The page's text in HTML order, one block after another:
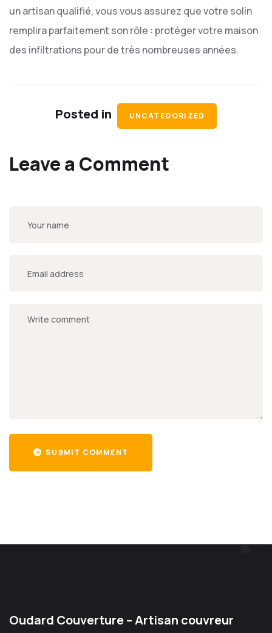
un artisan qualifié, vous vous assurez que votre solin
remplira parfaitement son rôle : protéger votre maison
des infiltrations pour de très nombreuses années.
Posted in UNCATEGORIZED
Leave a Comment
SUBMIT COMMENT
Oudard Couverture – Artisan couvreur